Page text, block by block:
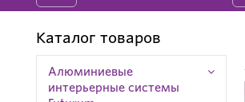
Каталог товаров
Алюминиевые
интерьерные системы